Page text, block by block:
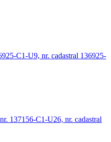
C1-U9, nr. cadastral 136925-
137156-C1-U26, nr. cadastral